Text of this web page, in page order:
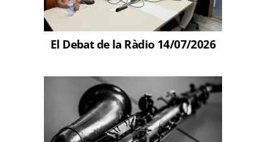
El Debat de la Ràdio 14/07/2026